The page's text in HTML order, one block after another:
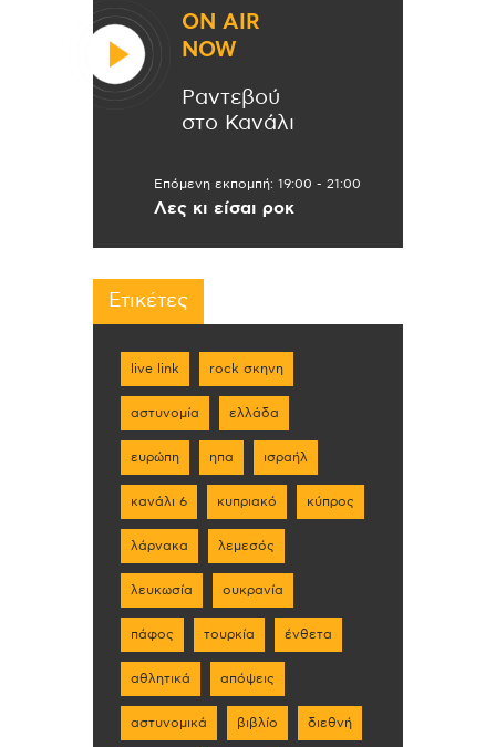
ON AIR
NOW
Ραντεβού
στο Κανάλι
Επόμενη εκπομπή: 19:00 - 21:00
Λες κι είσαι ροκ
Ετικέτες
live link rock σκηνη
αστυνομία ελλάδα
ευρώπη ηπα ισραήλ
κανάλι 6 κυπριακό κύπρος
λάρνακα λεμεσός
λευκωσία ουκρανία
πάφος τουρκία ένθετα
αθλητικά απόψεις
αστυνομικά βιβλίο διεθνή